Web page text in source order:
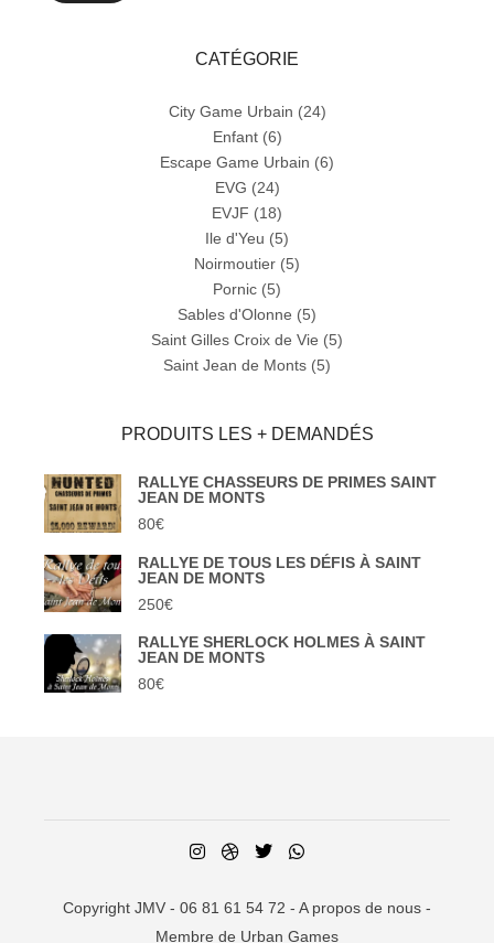
CATÉGORIE
City Game Urbain (24)
Enfant (6)
Escape Game Urbain (6)
EVG (24)
EVJF (18)
Ile d'Yeu (5)
Noirmoutier (5)
Pornic (5)
Sables d'Olonne (5)
Saint Gilles Croix de Vie (5)
Saint Jean de Monts (5)
PRODUITS LES + DEMANDÉS
RALLYE CHASSEURS DE PRIMES SAINT
JEAN DE MONTS
80€
RALLYE DE TOUS LES DÉFIS À SAINT
JEAN DE MONTS
250€
RALLYE SHERLOCK HOLMES À SAINT
JEAN DE MONTS
80€
Copyright JMV - 06 81 61 54 72 - A propos de nous -
Membre de Urban Games